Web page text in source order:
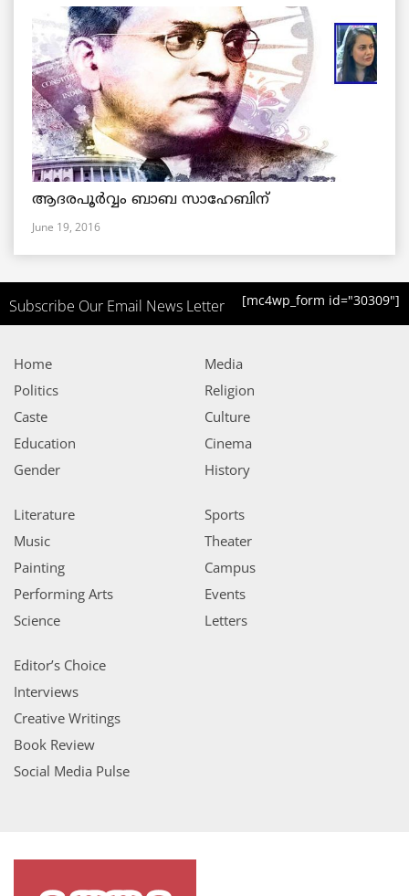
ആദരപൂര്‍വ്വം ബാബ സാഹേബിന്
June 19, 2016
Subscribe Our Email News Letter [mc4wp_form id="30309"]
Home
Politics
Caste
Education
Gender
Media
Religion
Culture
Cinema
History
Literature
Music
Painting
Performing Arts
Science
Sports
Theater
Campus
Events
Letters
Editor’s Choice
Interviews
Creative Writings
Book Review
Social Media Pulse